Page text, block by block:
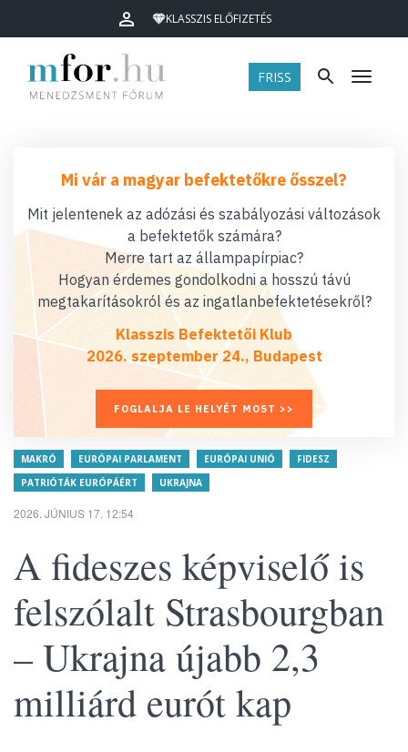
KLASSZIS ELŐFIZETÉS
FRISS Menü
Mi vár a magyar befektetőkre ősszel?
Mit jelentenek az adózási és szabályozási változások
a befektetők számára?
Merre tart az állampapírpiac?
Hogyan érdemes gondolkodni a hosszú távú
megtakarításokról és az ingatlanbefektetésekről?
Klasszis Befektetői Klub
2026. szeptember 24., Budapest
FOGLALJA LE HELYÉT MOST >>
MAKRÓ EURÓPAI PARLAMENT EURÓPAI UNIÓ
FIDESZ
PATRIÓTÁK EURÓPÁÉRT
UKRAJNA
2026. JÚNIUS 17. 12:54
A fideszes képviselő is
felszólalt Strasbourgban
– Ukrajna újabb 2,3
milliárd eurót kap